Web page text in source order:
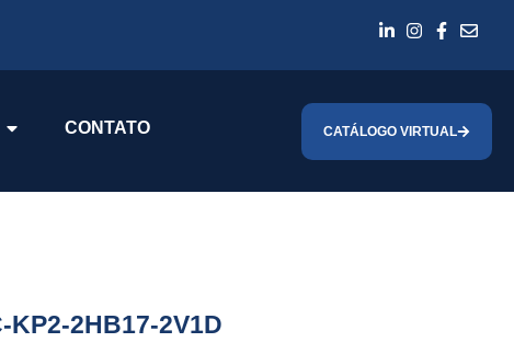
CONTATO CATÁLOGO VIRTUAL
2HB17-2V1D